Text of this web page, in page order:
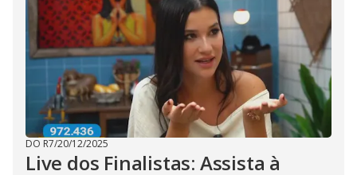
DO R7/20/12/2025
Live dos Finalistas: Assista à